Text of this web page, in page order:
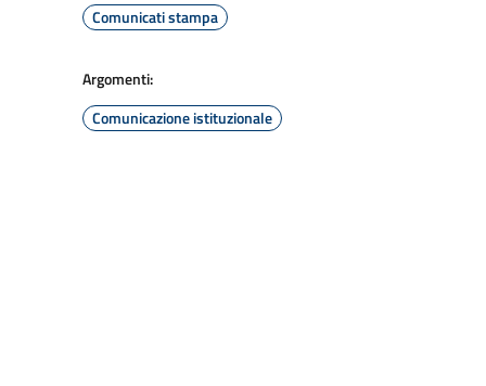
Comunicati stampa
Argomenti:
Comunicazione istituzionale